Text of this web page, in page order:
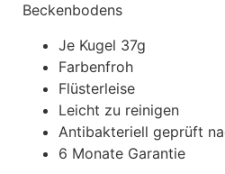
Beckenbodens
Je Kugel 37g
Farbenfroh
Flüsterleise
Leicht zu reinigen
Antibakteriell geprüft
6 Monate Garantie